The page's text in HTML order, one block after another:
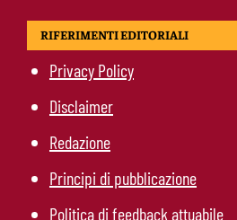
RIFERIMENTI EDITORIALI
Privacy Policy
Disclaimer
Redazione
Principi di pubblicazione
Politica di feedback attuabile